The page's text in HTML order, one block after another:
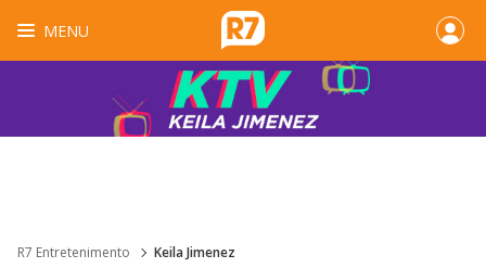
MENU
R7 Entretenimento Keila Jimenez